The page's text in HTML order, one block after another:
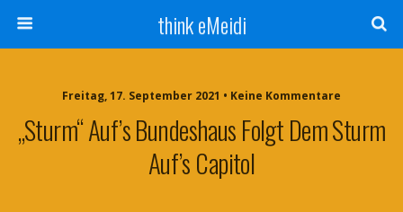
think eMeidi
Freitag, 17. September 2021 • Keine Kommentare
„Sturm“ Auf’s Bundeshaus Folgt Dem Sturm
Auf’s Capitol